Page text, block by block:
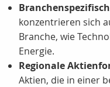
konzentrieren sich
Branche, wie
Energie.
Regionale
Aktien, die in einer